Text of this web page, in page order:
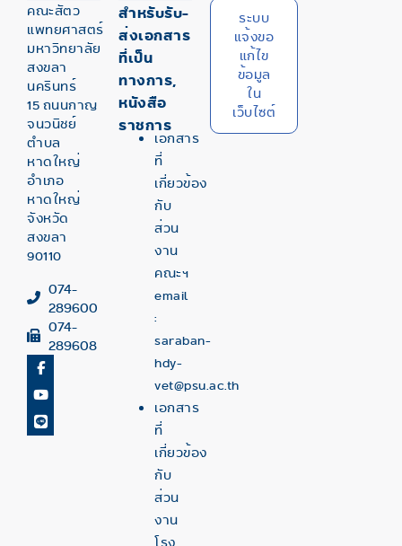
คณะสัตว
แพทยศาสตร์
มหาวิทยาลัย
สงขลา
นครินทร์
15 ถนนกาญ
จนวนิชย์
ตำบล
หาดใหญ่
อำเภอ
หาดใหญ่
จังหวัด
สงขลา
90110
074-
289600
074-
289608
สำหรับรับ-
ส่งเอกสาร
ที่เป็น
ทางการ,
หนังสือ
ราชการ
เอกสาร
ที่
เกี่ยวข้อง
กับ
ส่วน
งาน
คณะฯ
email
:
saraban-
hdy-
vet@psu.ac.th
เอกสาร
ที่
เกี่ยวข้อง
กับ
ส่วน
งาน
ระบบ
แจ้งขอ
แก้ไข
ข้อมูล
ใน
เว็บไซต์